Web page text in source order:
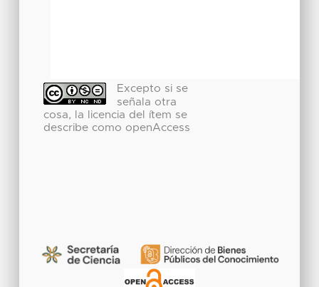
Excepto si se
señala otra
cosa, la licencia del ítem se
describe como openAccess